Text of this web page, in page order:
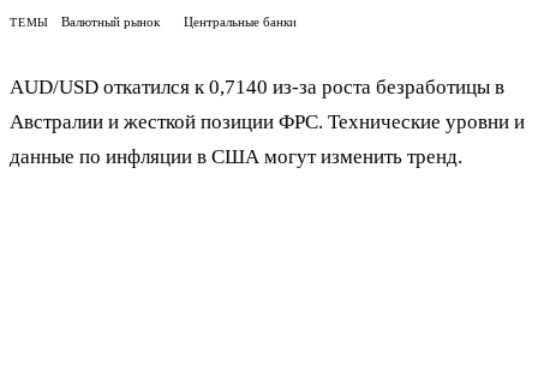
ТЕМЫ Валютный рынок Центральные банки
AUD/USD откатился к 0,7140 из-за роста безработицы в
Австралии и жесткой позиции ФРС. Технические уровни и
данные по инфляции в США могут изменить тренд.